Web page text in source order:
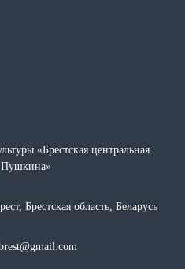
«Брестская центральная
Пушкина»
Брестская область, Беларусь